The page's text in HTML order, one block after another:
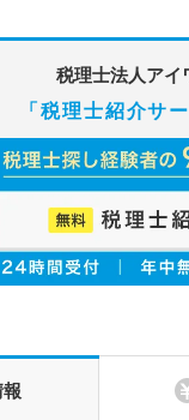
税理士法人アイ
「税理士紹介サ